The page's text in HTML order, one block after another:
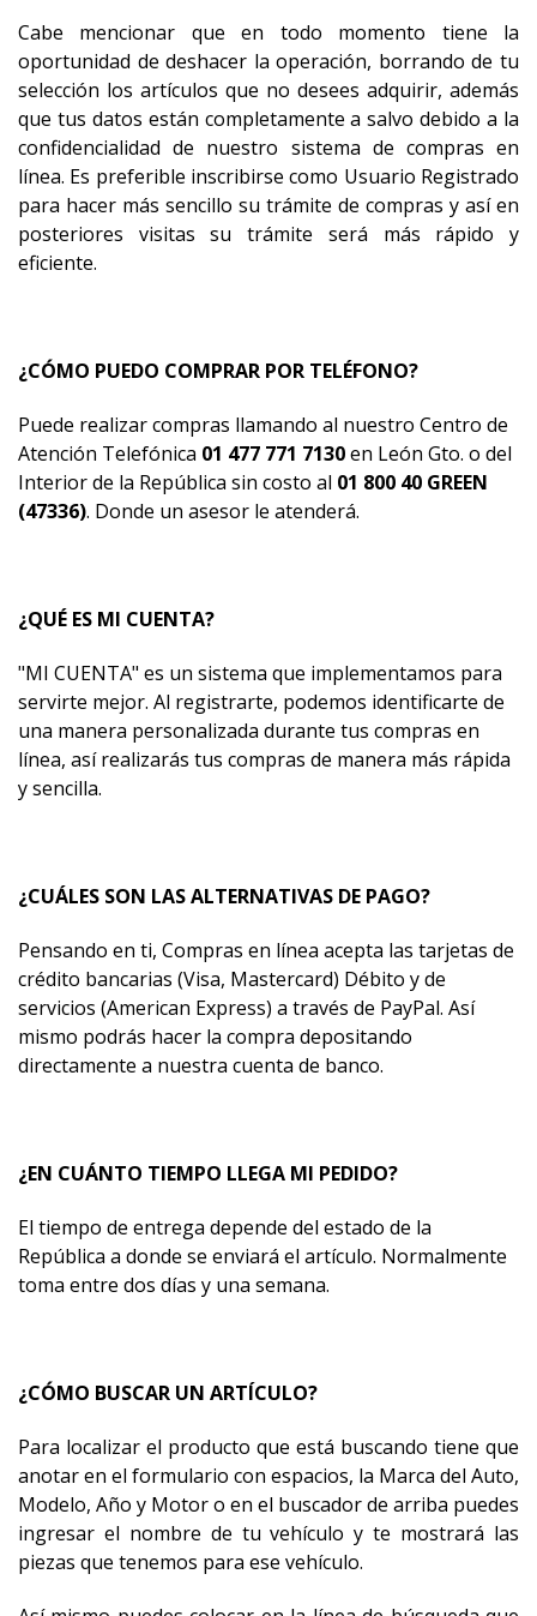
Cabe mencionar que en todo momento tiene la
oportunidad de deshacer la operación, borrando de tu
selección los artículos que no desees adquirir, además
que tus datos están completamente a salvo debido a la
confidencialidad de nuestro sistema de compras en
línea. Es preferible inscribirse como Usuario Registrado
para hacer más sencillo su trámite de compras y así en
posteriores visitas su trámite será más rápido y
eficiente.
¿CÓMO PUEDO COMPRAR POR TELÉFONO?
Puede realizar compras llamando al nuestro Centro de
Atención Telefónica 01 477 771 7130en León Gto. o del
Interior de la República sin costo al 01 800 40 GREEN
(47336). Donde un asesor le atenderá.
¿QUÉ ES MI CUENTA?
"MI CUENTA" es un sistema que implementamos para
servirte mejor. Al registrarte, podemos identificarte de
una manera personalizada durante tus compras en
línea, así realizarás tus compras de manera más rápida
y sencilla.
¿CUÁLES SON LAS ALTERNATIVAS DE PAGO?
Pensando en ti, Compras en línea acepta las tarjetas de
crédito bancarias (Visa, Mastercard) Débito y de
servicios (American Express) a través de PayPal. Así
mismo podrás hacer la compra depositando
directamente a nuestra cuenta de banco.
¿EN CUÁNTO TIEMPO LLEGA MI PEDIDO?
El tiempo de entrega depende del estado de la
República a donde se enviará el artículo. Normalmente
toma entre dos días y una semana.
¿CÓMO BUSCAR UN ARTÍCULO?
Para localizar el producto que está buscando tiene que
anotar en el formulario con espacios, la Marca del Auto,
Modelo, Año y Motor o en el buscador de arriba puedes
ingresar el nombre de tu vehículo y te mostrará las
piezas que tenemos para ese vehículo.